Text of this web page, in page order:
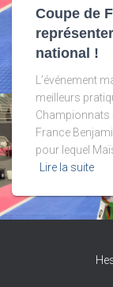
Coupe de
national !
L’événement
meilleurs
Championnats
France
pour lequel
Lire la suite